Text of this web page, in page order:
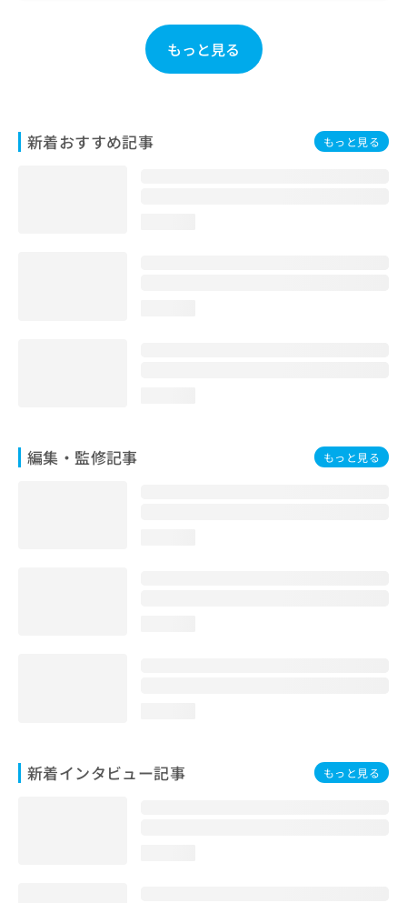
もっと見る
新着おすすめ記事 もっと見る
編集・監修記事 もっと見る
新着インタビュー記事 もっと見る
こ